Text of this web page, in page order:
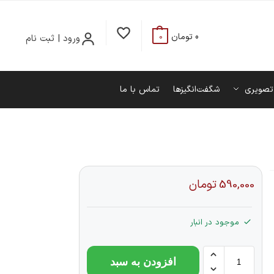
ورود | ثبت نام 0 تومان 0
شگفت‌انگیزها تماس با ما
590,000تومان
موجود در انبار
افزودن به سبد